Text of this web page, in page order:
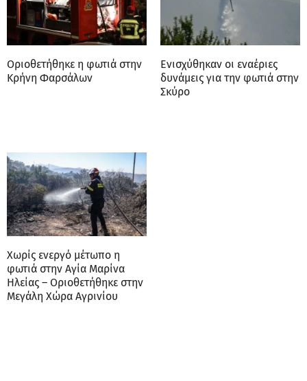
Οριοθετήθηκε η φωτιά στην
Κρήνη Φαρσάλων
Ενισχύθηκαν οι εναέριες
δυνάμεις για την φωτιά στην
Σκύρο
Χωρίς ενεργό μέτωπο η
φωτιά στην Αγία Μαρίνα
Ηλείας – Οριοθετήθηκε στην
Μεγάλη Χώρα Αγρινίου